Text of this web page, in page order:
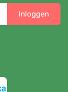
Inloggen